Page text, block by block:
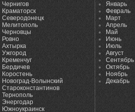
Чернигов
Краматорск
Северодонецк
Мелитополь
Черновцы
Ровно
Ахтырка
Ужгород
Кременчуг
Бердичев
Коростень
Новоград-Волынский
Староконстантинов
Тернополь
Энергодар
Южноукраинск
Январь
Февраль
Март
Апрель
Май
Июнь
Июль
Август
Сентябрь
Октябрь
Ноябрь
Декабрь